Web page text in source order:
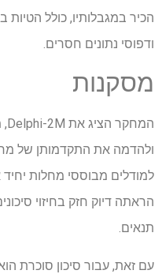
הכיר במגבלותיו, כולל הטיות
ודפוסי נתונים חסרים.
מסקנות
ולהדמה את התקדמותן של
תנאים.
עם זאת, עבור סיכון סוכרת